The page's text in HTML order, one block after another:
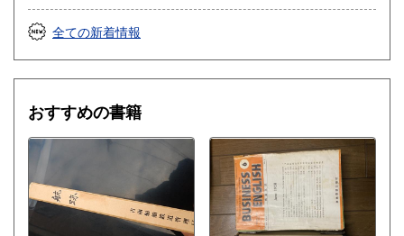
も含むあらゆる現象へ拡張できないであろうか？ ……新し
い「構造」は常に不安定性の結果として出現する。すなわち
それはゆらぎから生じるものである。ふつうはゆらぎが生じ
びつけ、ゆらぎの巨視的理論を包含する一般化された熱力学
を作り上げなくてはならない。〉散逸構造の理論で、1977
年、ノーベル化学賞を受賞したプリゴジンの、グランスドル
フとの共著による初期の著作。開放系に現れる構造の問題
を、非平衡熱力学の立場から、物理学、化学、生物学につい
て、統一的な観点からの説明を試みる。
全ての新着情報
おすすめの書籍